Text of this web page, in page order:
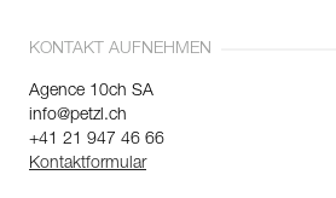
KONTAKT AUFNEHMEN
Agence 10ch SA
info@petzl.ch
+41 21 947 46 66
Kontaktformular